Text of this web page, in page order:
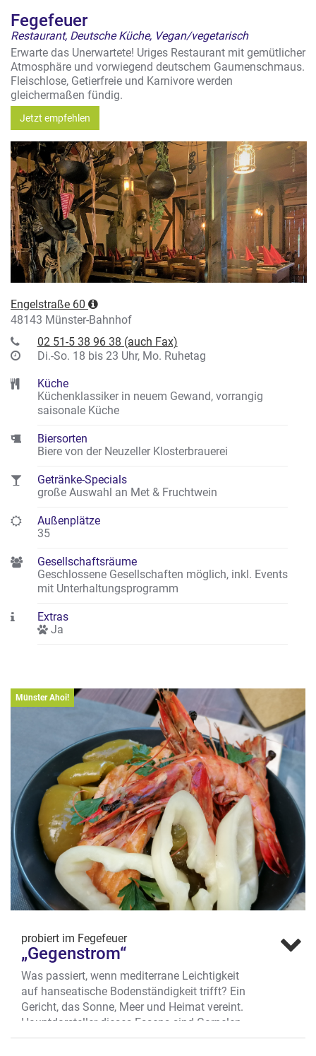
Fegefeuer
Restaurant, Deutsche Küche, Vegan/vegetarisch
Erwarte das Unerwartete! Uriges Restaurant mit gemütlicher
Atmosphäre und vorwiegend deutschem Gaumenschmaus.
Fleischlose, Getierfreie und Karnivore werden
gleichermaßen fündig.
Jetzt empfehlen
Engelstraße 60
48143 Münster-Bahnhof
02 51-5 38 96 38 (auch Fax)
Di.-So. 18 bis 23 Uhr, Mo. Ruhetag
Küche
Küchenklassiker in neuem Gewand, vorrangig
saisonale Küche
Biersorten
Biere von der Neuzeller Klosterbrauerei
Getränke-Specials
große Auswahl an Met & Fruchtwein
Außenplätze
35
Gesellschaftsräume
Geschlossene Gesellschaften möglich, inkl. Events
mit Unterhaltungsprogramm
Extras
Ja
Münster Ahoi!
probiert im Fegefeuer
„Gegenstrom“
Was passiert, wenn mediterrane Leichtigkeit
auf hanseatische Bodenständigkeit trifft? Ein
Gericht, das Sonne, Meer und Heimat vereint.
Hauptdarsteller dieses Essens sind Garnelen
und grünes Paprikagemüse, die von auf der